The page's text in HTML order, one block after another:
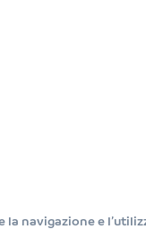
navigazione e